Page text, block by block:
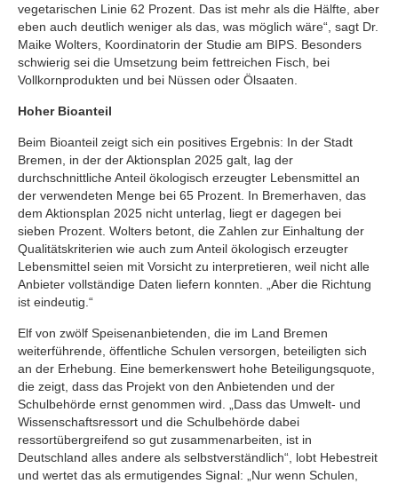
vegetarischen Linie 62 Prozent. Das ist mehr als die Hälfte, aber
eben auch deutlich weniger als das, was möglich wäre“, sagt Dr.
Maike Wolters, Koordinatorin der Studie am BIPS. Besonders
schwierig sei die Umsetzung beim fettreichen Fisch, bei
Vollkornprodukten und bei Nüssen oder Ölsaaten.
Hoher Bioanteil
Beim Bioanteil zeigt sich ein positives Ergebnis: In der Stadt
Bremen, in der der Aktionsplan 2025 galt, lag der
durchschnittliche Anteil ökologisch erzeugter Lebensmittel an
der verwendeten Menge bei 65 Prozent. In Bremerhaven, das
dem Aktionsplan 2025 nicht unterlag, liegt er dagegen bei
sieben Prozent. Wolters betont, die Zahlen zur Einhaltung der
Qualitätskriterien wie auch zum Anteil ökologisch erzeugter
Lebensmittel seien mit Vorsicht zu interpretieren, weil nicht alle
Anbieter vollständige Daten liefern konnten. „Aber die Richtung
ist eindeutig.“
Elf von zwölf Speisenanbietenden, die im Land Bremen
weiterführende, öffentliche Schulen versorgen, beteiligten sich
an der Erhebung. Eine bemerkenswert hohe Beteiligungsquote,
die zeigt, dass das Projekt von den Anbietenden und der
Schulbehörde ernst genommen wird. „Dass das Umwelt- und
Wissenschaftsressort und die Schulbehörde dabei
ressortübergreifend so gut zusammenarbeiten, ist in
Deutschland alles andere als selbstverständlich“, lobt Hebestreit
und wertet das als ermutigendes Signal: „Nur wenn Schulen,